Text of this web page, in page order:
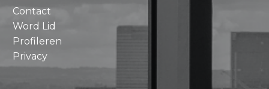
Contact
Word Lid
Profileren
Privacy